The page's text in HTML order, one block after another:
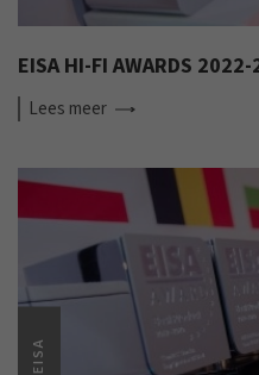
EISA HI-FI AWARDS
Lees meer
EISA